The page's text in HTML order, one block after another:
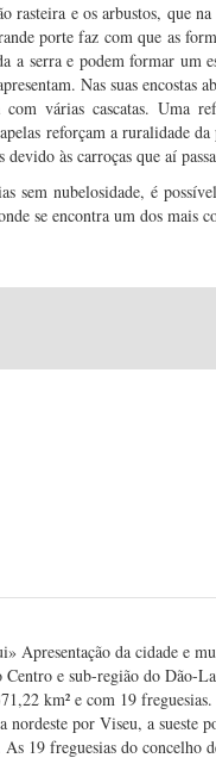
rasteira e os arbustos, que
porte faz com que as
a serra e podem formar um
Nas suas encostas
várias cascatas. Uma
reforçam a ruralidade
às carroças que aí
sem nubelosidade, é
se encontra um dos mais
Apresentação da cidade e
e sub-região do Dão-
km² e com 19
por Viseu, a sueste
As 19 freguesias do concelho